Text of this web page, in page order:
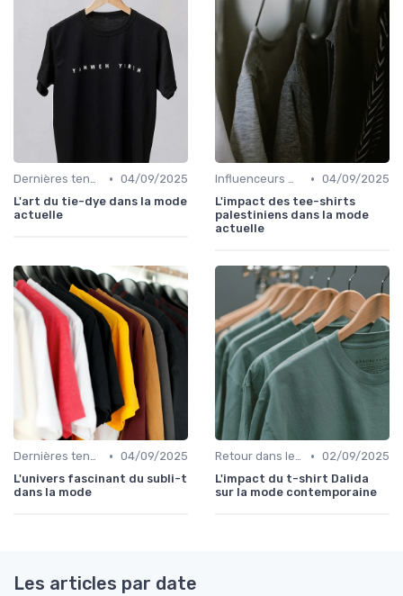
Dernières tendances • 04/09/2025
L'art du tie-dye dans la mode
actuelle
Influenceurs mode • 04/09/2025
L'impact des tee-shirts
palestiniens dans la mode
actuelle
Dernières tendances • 04/09/2025
L'univers fascinant du subli-t
dans la mode
Retour dans le temps • 02/09/2025
L'impact du t-shirt Dalida
sur la mode contemporaine
Les articles par date